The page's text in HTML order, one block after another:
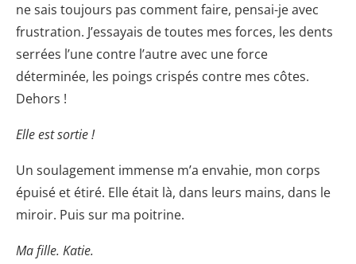
ne sais toujours pas comment faire, pensai-je avec
frustration. J’essayais de toutes mes forces, les dents
serrées l’une contre l’autre avec une force
déterminée, les poings crispés contre mes côtes.
Dehors !
Elle est sortie !
Un soulagement immense m’a envahie, mon corps
épuisé et étiré. Elle était là, dans leurs mains, dans le
miroir. Puis sur ma poitrine.
Ma fille. Katie.